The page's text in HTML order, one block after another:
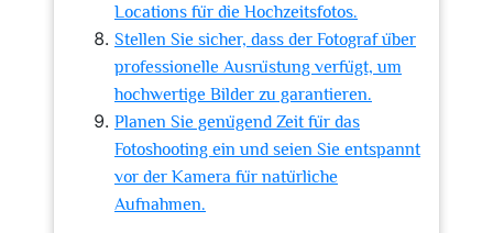
Locations für die Hochzeitsfotos.
Stellen Sie sicher, dass der Fotograf über
professionelle Ausrüstung verfügt, um
hochwertige Bilder zu garantieren.
Planen Sie genügend Zeit für das
Fotoshooting ein und seien Sie entspannt
vor der Kamera für natürliche
Aufnahmen.